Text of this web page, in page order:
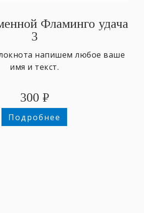
Фламинго удача
3
напишем любое ваше
имя и текст.
300 ₽
Подробнее